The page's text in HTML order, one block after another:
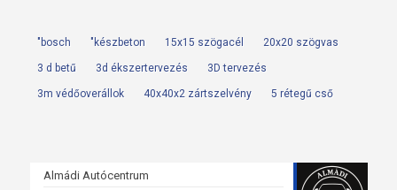
"bosch "készbeton 15x15 szögacél 20x20 szögvas
3 d betű 3d ékszertervezés 3D tervezés
3m védőoverállok 40x40x2 zártszelvény 5 rétegű cső
Almádi Autócentrum